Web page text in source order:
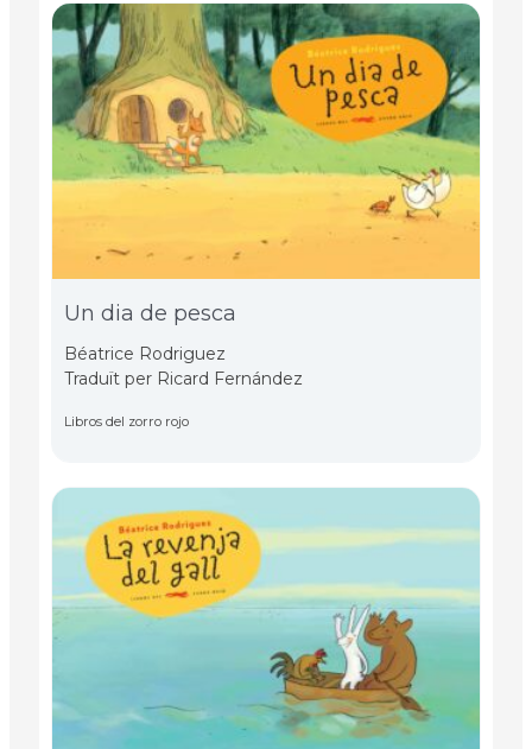
Un dia de pesca
Béatrice Rodriguez
Traduït per Ricard Fernández
Libros del zorro rojo